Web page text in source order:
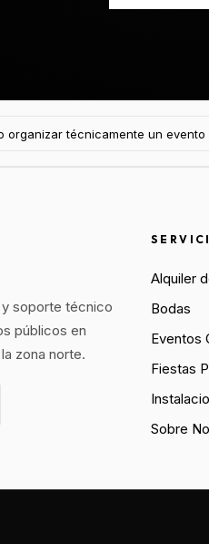
organizar técnicamente un
y soporte técnico
públicos en
zona norte.
Alquiler
Bodas
Eventos
Fiestas
Sobre